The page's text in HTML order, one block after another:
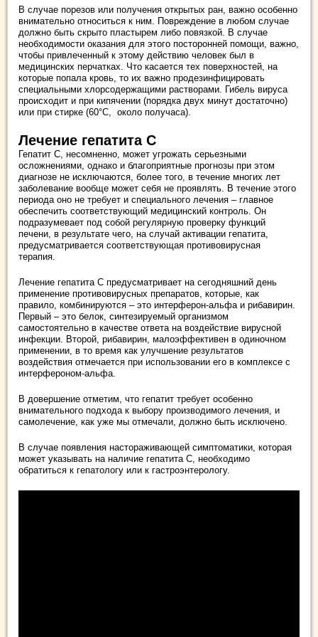
В случае порезов или получения открытых ран, важно особенно
внимательно относиться к ним. Повреждение в любом случае
должно быть скрыто пластырем либо повязкой. В случае
необходимости оказания для этого посторонней помощи, важно,
чтобы привлеченный к этому действию человек был в
медицинских перчатках. Что касается тех поверхностей, на
которые попала кровь, то их важно продезинфицировать
специальными хлорсодержащими растворами. Гибель вируса
происходит и при кипячении (порядка двух минут достаточно)
или при стирке (60°C, около получаса).
Лечение гепатита С
Гепатит С, несомненно, может угрожать серьезными
осложнениями, однако и благоприятные прогнозы при этом
диагнозе не исключаются, более того, в течение многих лет
заболевание вообще может себя не проявлять. В течение этого
периода оно не требует и специального лечения – главное
обеспечить соответствующий медицинский контроль. Он
подразумевает под собой регулярную проверку функций
печени, в результате чего, на случай активации гепатита,
предусматривается соответствующая противовирусная
терапия.
Лечение гепатита С предусматривает на сегодняшний день
применение противовирусных препаратов, которые, как
правило, комбинируются – это интерферон-альфа и рибавирин.
Первый – это белок, синтезируемый организмом
самостоятельно в качестве ответа на воздействие вирусной
инфекции. Второй, рибавирин, малоэффективен в одиночном
применении, в то время как улучшение результатов
воздействия отмечается при использовании его в комплексе с
интерфероном-альфа.
В довершение отметим, что гепатит требует особенно
внимательного подхода к выбору производимого лечения, и
самолечение, как уже мы отмечали, должно быть исключено.
В случае появления настораживающей симптоматики, которая
может указывать на наличие гепатита С, необходимо
обратиться к гепатологу или к гастроэнтерологу.